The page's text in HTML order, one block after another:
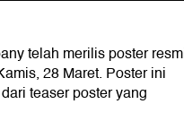
telah merilis poster
28 Maret. Poster ini
teaser poster yang